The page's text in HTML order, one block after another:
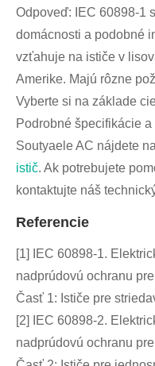
Odpoveď: IEC 60898-1
domácnosti a podobné
vzťahuje na ističe v
Amerike. Majú rôzne
Vyberte si na základe
Podrobné špecifikácie
Soutyaele AC nájdete
istič. Ak potrebujete
kontaktujte náš
Referencie
[1] IEC 60898-1.
nadprúdovú ochranu
Časť 1: Ističe pre
[2] IEC 60898-2.
nadprúdovú ochranu